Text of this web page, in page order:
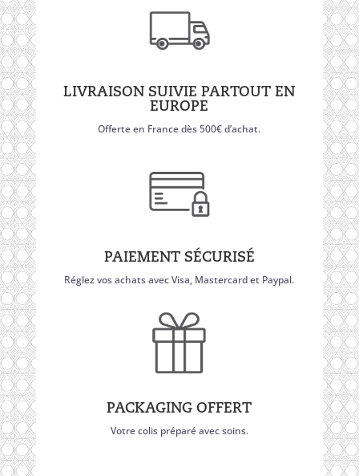
LIVRAISON SUIVIE PARTOUT EN
EUROPE
Offerte en France dès 500€ d’achat.
PAIEMENT SÉCURISÉ
Réglez vos achats avec Visa, Mastercard et Paypal.
PACKAGING OFFERT
Votre colis préparé avec soins.